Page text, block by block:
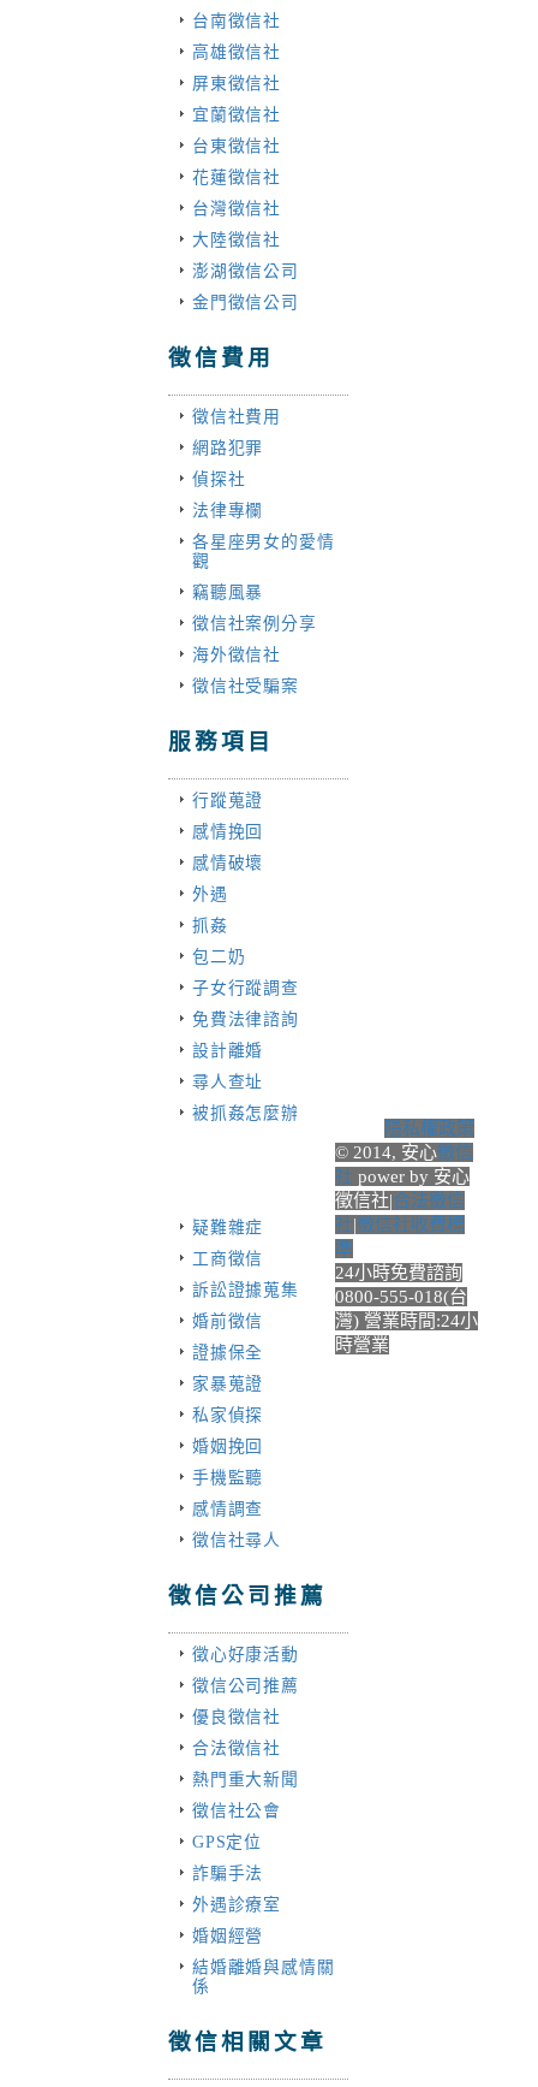
台南徵信社
高雄徵信社
屏東徵信社
宜蘭徵信社
台東徵信社
花蓮徵信社
台灣徵信社
大陸徵信社
澎湖徵信公司
金門徵信公司
徵信費用
徵信社費用
網路犯罪
偵探社
法律專欄
各星座男女的愛情
觀
竊聽風暴
徵信社案例分享
海外徵信社
徵信社受騙案
服務項目
行蹤蒐證
感情挽回
感情破壞
外遇
抓姦
包二奶
子女行蹤調查
免費法律諮詢
設計離婚
尋人查址
被抓姦怎麼辦
疑難雜症
工商徵信
訴訟證據蒐集
婚前徵信
證據保全
家暴蒐證
私家偵探
婚姻挽回
手機監聽
感情調查
徵信社尋人
徵信公司推薦
徵心好康活動
徵信公司推薦
優良徵信社
合法徵信社
熱門重大新聞
徵信社公會
GPS定位
詐騙手法
外遇診療室
婚姻經營
結婚離婚與感情關
係
徵信相關文章
隱私權政策
© 2014, 安心徵信
社 power by 安心
徵信社|合法徵信
社|徵信社收費標
準
24小時免費諮詢
0800-555-018(台
灣) 營業時間:24小
時營業